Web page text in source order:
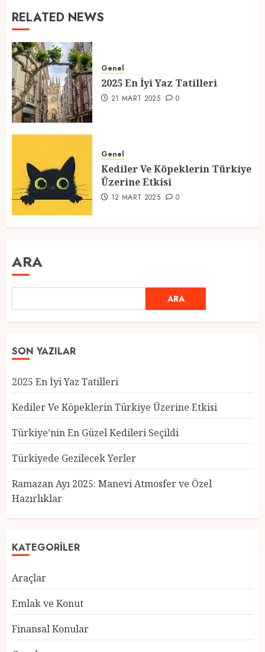
RELATED NEWS
Genel
2025 En İyi Yaz Tatilleri
21 MART 2025 0
Genel
Kediler Ve Köpeklerin Türkiye
Üzerine Etkisi
12 MART 2025 0
ARA
ARA
SON YAZILAR
2025 En İyi Yaz Tatilleri
Kediler Ve Köpeklerin Türkiye Üzerine Etkisi
Türkiye’nin En Güzel Kedileri Seçildi
Türkiyede Gezilecek Yerler
Ramazan Ayı 2025: Manevi Atmosfer ve Özel
Hazırlıklar
KATEGORILER
Araçlar
Emlak ve Konut
Finansal Konular
Türkiye’nin En Güzel Kedileri
Seçildi
12 MART 2025
4